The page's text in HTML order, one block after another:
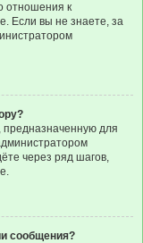
отношения к
Если вы не знаете, за
для
через ряд шагов,
сообщения?